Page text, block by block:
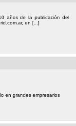
años de la publicación del
en [...]
en grandes empresarios